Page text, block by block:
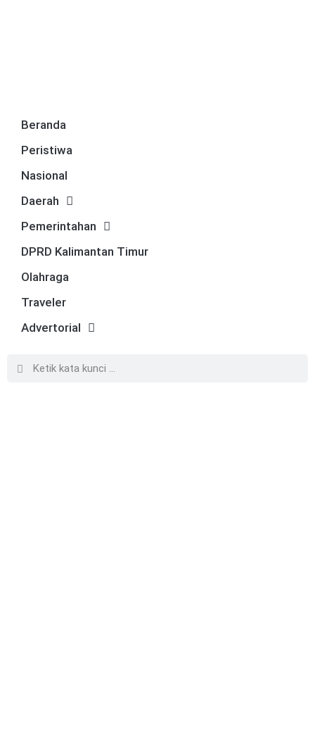
Beranda
Peristiwa
Nasional
Daerah
Pemerintahan
DPRD Kalimantan Timur
Olahraga
Traveler
Advertorial